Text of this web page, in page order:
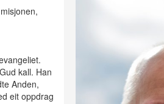
kall. Han
Anden,
eit oppdrag